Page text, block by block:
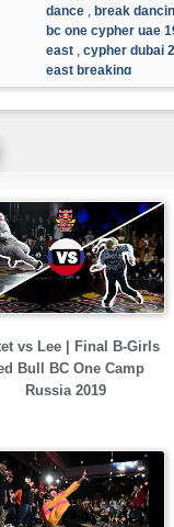
dance , break
bc one cypher uae
east , cypher dubai
east breaking
vs Lee | Final B-Girls
Bull BC One Camp
Russia 2019